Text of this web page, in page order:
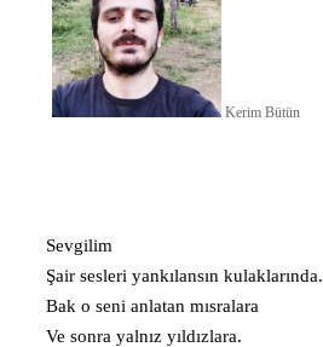
Kerim Bütün
Sevgilim
Şair sesleri yankılansın kulaklarında.
Bak o seni anlatan mısralara
Ve sonra yalnız yıldızlara.